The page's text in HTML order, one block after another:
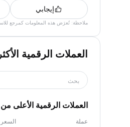
إيجابي
ملاحظة: تُعرَض هذه المعلومات كمرجع
العملات الرقمية
بحث
العملات الرقمية الأعلى
عملة السعر